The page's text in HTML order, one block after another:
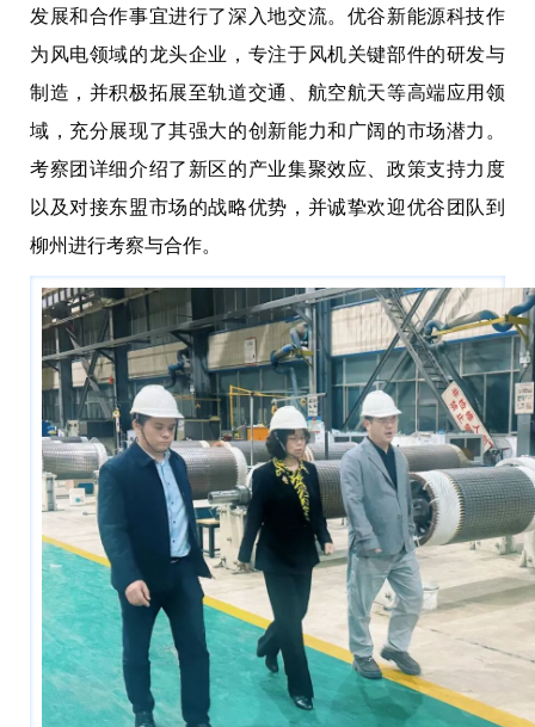
发展和合作事宜进行了深入地交流。优谷新能源科技作
为风电领域的龙头企业，专注于风机关键部件的研发与
制造，并积极拓展至轨道交通、航空航天等高端应用领
域，充分展现了其强大的创新能力和广阔的市场潜力。
考察团详细介绍了新区的产业集聚效应、政策支持力度
以及对接东盟市场的战略优势，并诚挚欢迎优谷团队到
柳州进行考察与合作。